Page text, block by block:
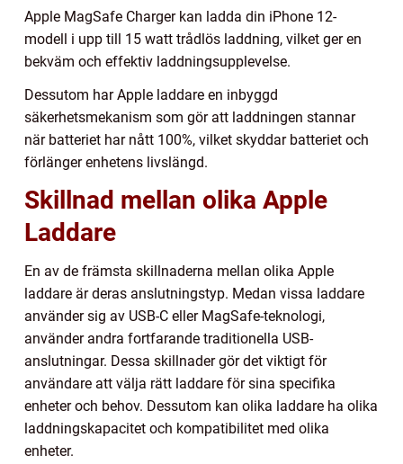
Apple MagSafe Charger kan ladda din iPhone 12-
modell i upp till 15 watt trådlös laddning, vilket ger en
bekväm och effektiv laddningsupplevelse.
Dessutom har Apple laddare en inbyggd
säkerhetsmekanism som gör att laddningen stannar
när batteriet har nått 100%, vilket skyddar batteriet och
förlänger enhetens livslängd.
Skillnad mellan olika Apple
Laddare
En av de främsta skillnaderna mellan olika Apple
laddare är deras anslutningstyp. Medan vissa laddare
använder sig av USB-C eller MagSafe-teknologi,
använder andra fortfarande traditionella USB-
anslutningar. Dessa skillnader gör det viktigt för
användare att välja rätt laddare för sina specifika
enheter och behov. Dessutom kan olika laddare ha olika
laddningskapacitet och kompatibilitet med olika
enheter.